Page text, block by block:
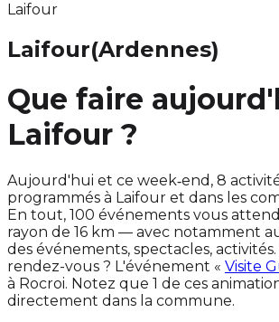
Laifour
Laifour(Ardennes)
Que faire
Laifour ?
Aujourd'hui et ce week‑end, 8
programmés à Laifour et dans les
En tout, 100 événements vous
rayon de 16 km — avec notamment
des événements, spectacles,
rendez-vous ? L'événement « Visite
à Rocroi. Notez que 1 de ces
directement dans la commune.